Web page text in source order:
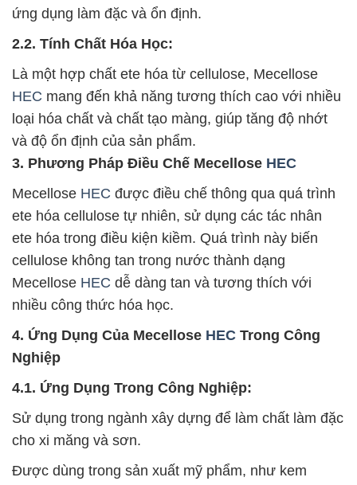
ứng dụng làm đặc và ổn định.
2.2. Tính Chất Hóa Học:
Là một hợp chất ete hóa từ cellulose, Mecellose
HEC mang đến khả năng tương thích cao với nhiều
loại hóa chất và chất tạo màng, giúp tăng độ nhớt
và độ ổn định của sản phẩm.
3. Phương Pháp Điều Chế Mecellose HEC
Mecellose HEC được điều chế thông qua quá trình
ete hóa cellulose tự nhiên, sử dụng các tác nhân
ete hóa trong điều kiện kiềm. Quá trình này biến
cellulose không tan trong nước thành dạng
Mecellose HEC dễ dàng tan và tương thích với
nhiều công thức hóa học.
4. Ứng Dụng Của Mecellose HEC Trong Công
Nghiệp
4.1. Ứng Dụng Trong Công Nghiệp:
Sử dụng trong ngành xây dựng để làm chất làm đặc
cho xi măng và sơn.
Được dùng trong sản xuất mỹ phẩm, như kem